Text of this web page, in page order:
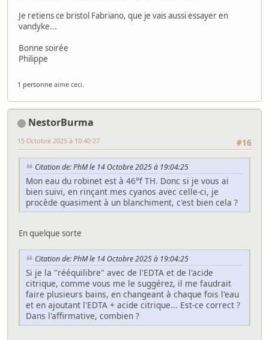
Je retiens ce bristol Fabriano, que je vais aussi essayer en
vandyke...
Bonne soirée
Philippe
1 personne aime ceci.
NestorBurma
#16
15 Octobre 2025 à 10:40:27
Citation de: PhM le 14 Octobre 2025 à 19:04:25
Mon eau du robinet est à 46°f TH. Donc si je vous ai
bien suivi, en rinçant mes cyanos avec celle-ci, je
procède quasiment à un blanchiment, c'est bien cela ?
En quelque sorte
Citation de: PhM le 14 Octobre 2025 à 19:04:25
Si je la "rééquilibre" avec de l'EDTA et de l'acide
citrique, comme vous me le suggérez, il me faudrait
faire plusieurs bains, en changeant à chaque fois l'eau
et en ajoutant l'EDTA + acide citrique... Est-ce correct ?
Dans l'affirmative, combien ?